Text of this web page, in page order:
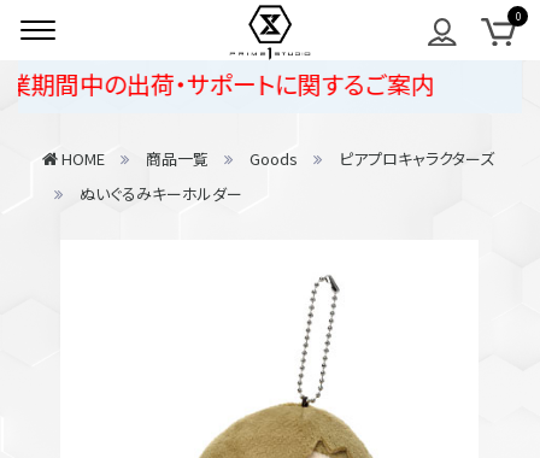
中の出荷・サポートに関するご案内
HOME 商品一覧 Goods
ピアプロキャラクターズ
ぬいぐるみキーホルダー